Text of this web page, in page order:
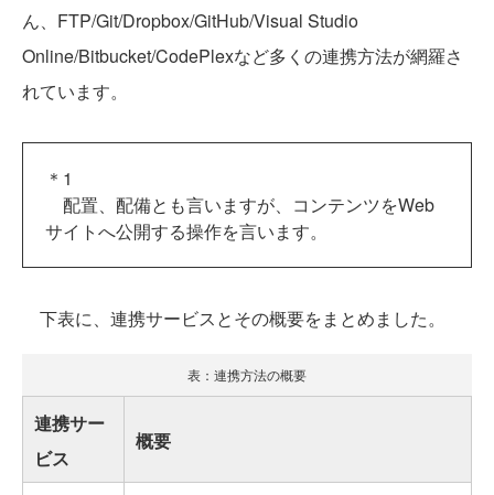
ん、FTP/Git/Dropbox/GitHub/Visual Studio
Online/Bitbucket/CodePlexなど多くの連携方法が網羅さ
れています。
＊1
配置、配備とも言いますが、コンテンツをWeb
サイトへ公開する操作を言います。
下表に、連携サービスとその概要をまとめました。
表：連携方法の概要
連携サー
ビス
概要